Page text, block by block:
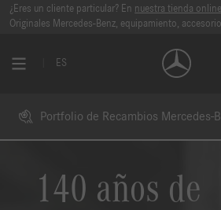
¿Eres un cliente particular? En nuestra tienda online
Originales Mercedes-Benz, equipamiento,
ES
Portfolio de Recambios Mercedes-
140 años de